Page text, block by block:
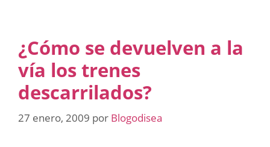
¿Cómo se devuelven a la
vía los trenes
descarrilados?
27 enero, 2009 por Blogodisea